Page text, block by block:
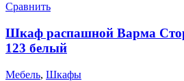
Сравнить
Шкаф распашной Варма
123 белый
Мебель, Шкафы